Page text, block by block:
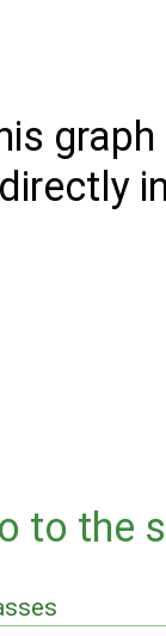
to the